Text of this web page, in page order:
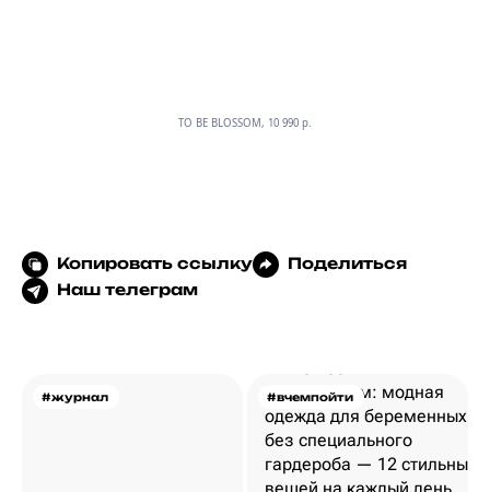
TO BE BLOSSOM, 10 990 p.
Копировать ссылку
Поделиться
Наш телеграм
#журнал #вчемпойти